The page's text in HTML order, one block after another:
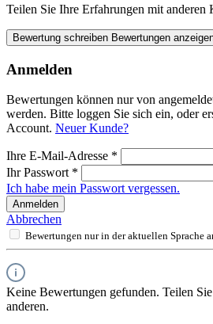
Teilen Sie Ihre Erfahrungen mit anderen
Bewertung schreiben Bewertungen
Anmelden
Bewertungen können nur von
werden. Bitte loggen Sie sich ein, oder
Account. Neuer Kunde?
Ihre E-Mail-Adresse *
Ihr Passwort *
Ich habe mein Passwort vergessen.
Anmelden
Abbrechen
Bewertungen nur in der aktuellen Sprache
Keine Bewertungen gefunden. Teilen
anderen.